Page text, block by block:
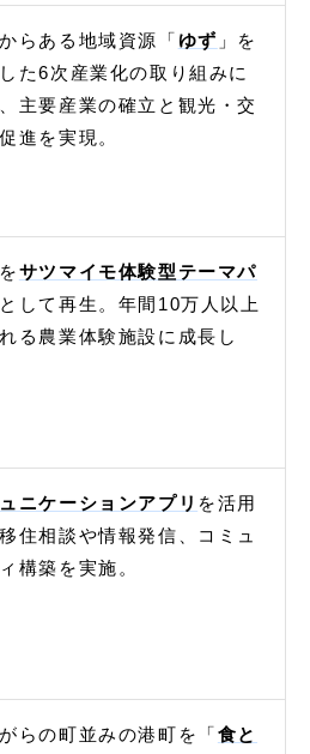
らある地域資源「 ゆず 」を
た6次産業化の取り組みに
主要産業の確立と観光・交
進を実現。
サツマイモ体験型テーマパ
として再生。年間10万人以上
る農業体験施設に成長し
ニケーションアプリ を活用
住相談や情報発信、コミュ
構築を実施。
らの町並みの港町を「食と